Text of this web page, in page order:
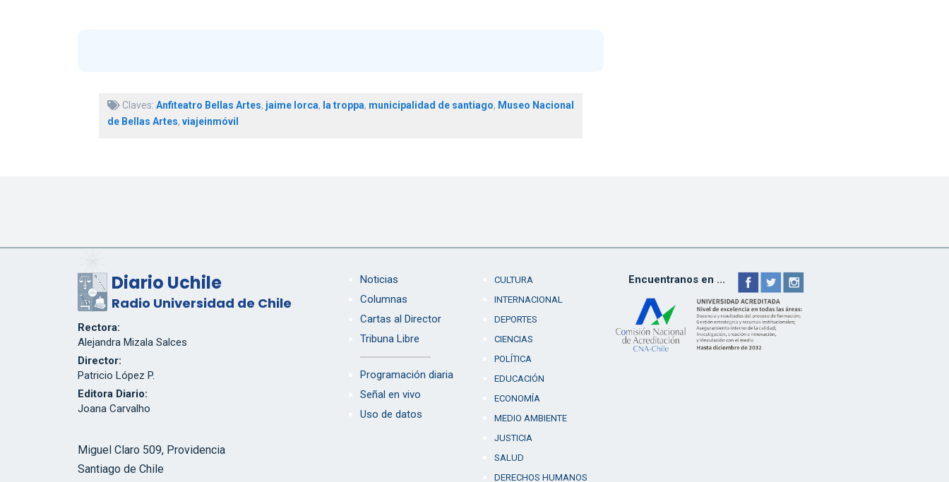
Claves: Anfiteatro Bellas Artes, jaime lorca, la troppa, municipalidad de santiago, Museo Nacional
de Bellas Artes, viajeinmóvil
Diario Uchile
Radio Universidad de Chile
Rectora:
Alejandra Mizala Salces
Director:
Patricio López P.
Editora Diario:
Joana Carvalho
Miguel Claro 509, Providencia
Santiago de Chile
Noticias
Columnas
Cartas al Director
Tribuna Libre
Programación diaria
Señal en vivo
Uso de datos
CULTURA
INTERNACIONAL
DEPORTES
CIENCIAS
POLÍTICA
EDUCACIÓN
ECONOMÍA
MEDIO AMBIENTE
JUSTICIA
SALUD
DERECHOS HUMANOS
Encuentranos en ...